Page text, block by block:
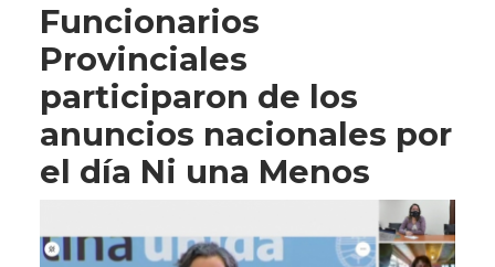
Funcionarios
Provinciales
participaron de los
anuncios nacionales por
el día Ni una Menos